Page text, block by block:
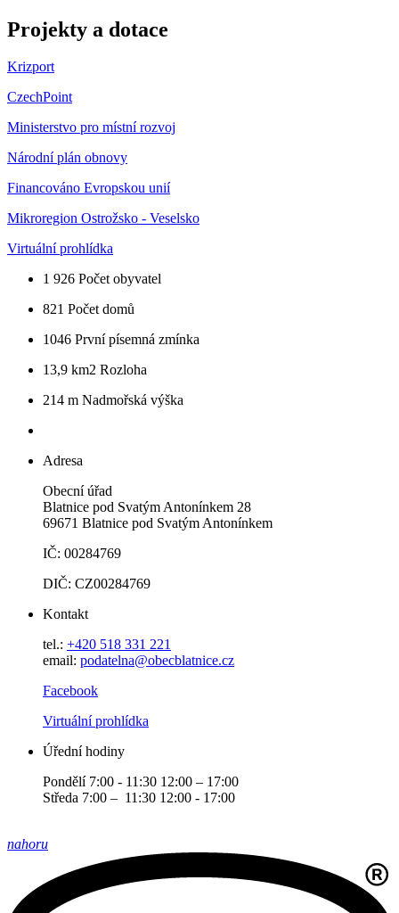
Projekty a dotace
Krizport
CzechPoint
Ministerstvo pro místní rozvoj
Národní plán obnovy
Financováno Evropskou unií
Mikroregion Ostrožsko - Veselsko
Virtuální prohlídka
1 926 Počet obyvatel
821 Počet domů
1046 První písemná zmínka
13,9 km2 Rozloha
214 m Nadmořská výška
Adresa
Obecní úřad
Blatnice pod Svatým Antonínkem 28
69671 Blatnice pod Svatým Antonínkem
IČ: 00284769
DIČ: CZ00284769
Kontakt
tel.: +420 518 331 221
email: podatelna@obecblatnice.cz
Facebook
Virtuální prohlídka
Úřední hodiny
Pondělí 7:00 - 11:30 12:00 – 17:00
Středa 7:00 – 11:30 12:00 - 17:00
nahoru